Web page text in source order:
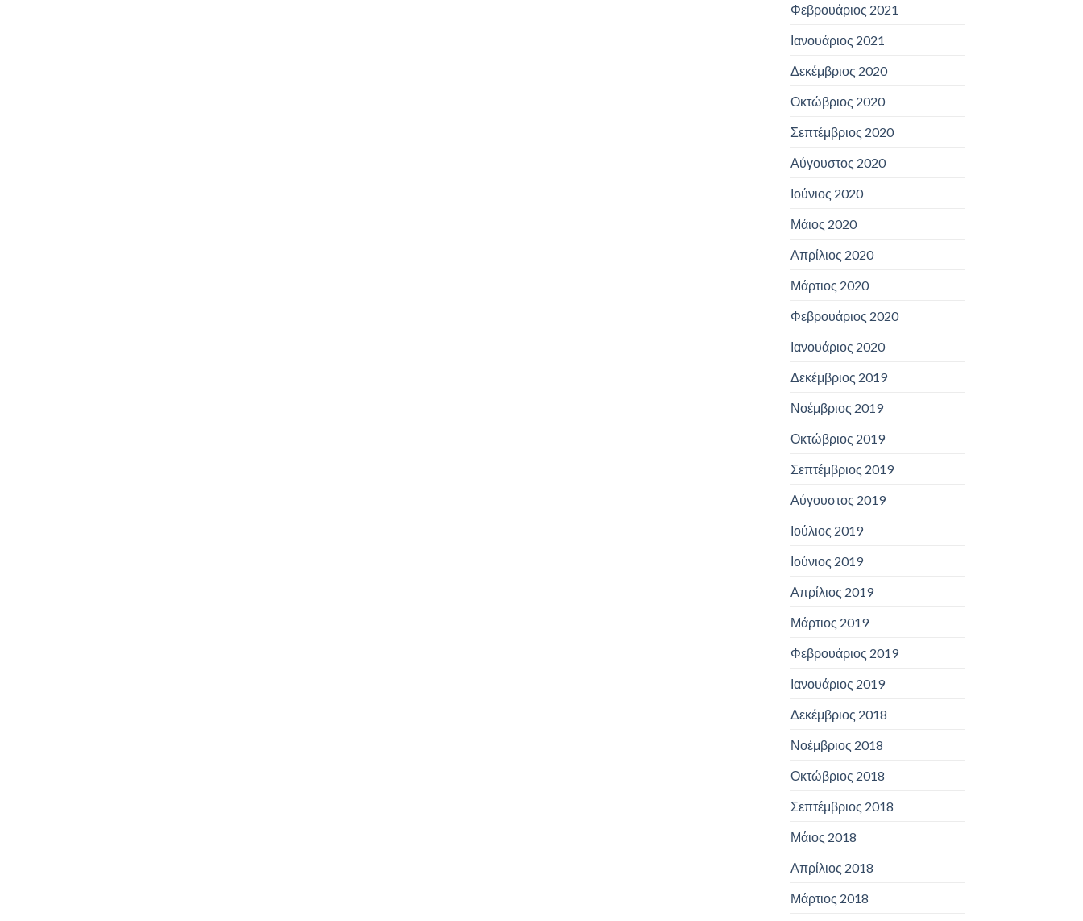
Φεβρουάριος 2021
Ιανουάριος 2021
Δεκέμβριος 2020
Οκτώβριος 2020
Σεπτέμβριος 2020
Αύγουστος 2020
Ιούνιος 2020
Μάιος 2020
Απρίλιος 2020
Μάρτιος 2020
Φεβρουάριος 2020
Ιανουάριος 2020
Δεκέμβριος 2019
Νοέμβριος 2019
Οκτώβριος 2019
Σεπτέμβριος 2019
Αύγουστος 2019
Ιούλιος 2019
Ιούνιος 2019
Απρίλιος 2019
Μάρτιος 2019
Φεβρουάριος 2019
Ιανουάριος 2019
Δεκέμβριος 2018
Νοέμβριος 2018
Οκτώβριος 2018
Σεπτέμβριος 2018
Μάιος 2018
Απρίλιος 2018
Μάρτιος 2018